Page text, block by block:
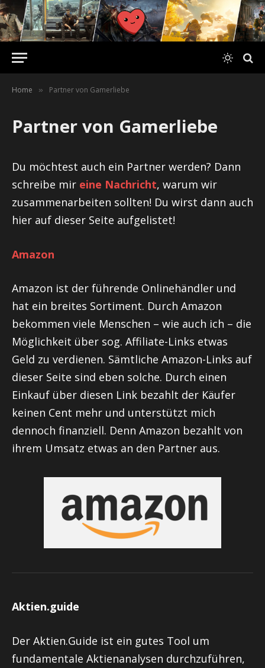
Home » Partner von Gamerliebe
Partner von Gamerliebe
Du möchtest auch ein Partner werden? Dann
schreibe mir eine Nachricht, warum wir
zusammenarbeiten sollten! Du wirst dann auch
hier auf dieser Seite aufgelistet!
Amazon
Amazon ist der führende Onlinehändler und
hat ein breites Sortiment. Durch Amazon
bekommen viele Menschen – wie auch ich – die
Möglichkeit über sog. Affiliate-Links etwas
Geld zu verdienen. Sämtliche Amazon-Links auf
dieser Seite sind eben solche. Durch einen
Einkauf über diesen Link bezahlt der Käufer
keinen Cent mehr und unterstützt mich
dennoch finanziell. Denn Amazon bezahlt von
ihrem Umsatz etwas an den Partner aus.
Aktien.guide
Der Aktien.Guide ist ein gutes Tool um
fundamentale Aktienanalysen durchzuführen,